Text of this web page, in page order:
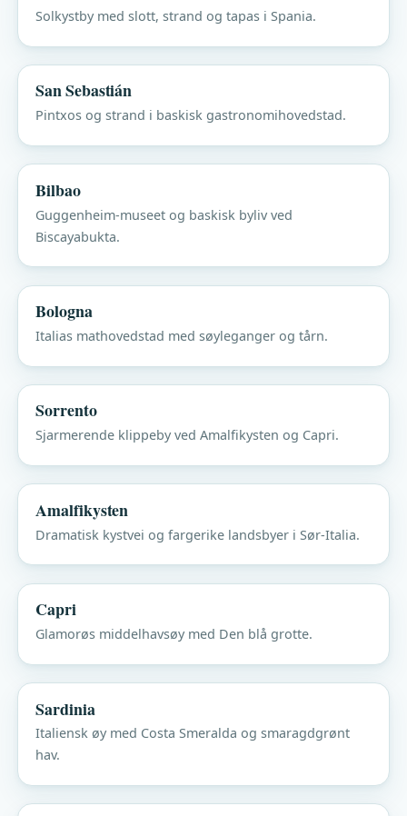
Solkystby med slott, strand og tapas i Spania.
San Sebastián
Pintxos og strand i baskisk gastronomihovedstad.
Bilbao
Guggenheim-museet og baskisk byliv ved
Biscayabukta.
Bologna
Italias mathovedstad med søyleganger og tårn.
Sorrento
Sjarmerende klippeby ved Amalfikysten og Capri.
Amalfikysten
Dramatisk kystvei og fargerike landsbyer i Sør-Italia.
Capri
Glamorøs middelhavsøy med Den blå grotte.
Sardinia
Italiensk øy med Costa Smeralda og smaragdgrønt
hav.